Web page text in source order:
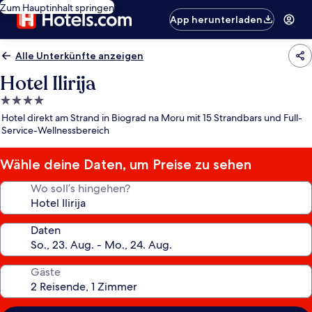
Zum Hauptinhalt springen
App herunterladen
Alle Unterkünfte anzeigen
Hotel Ilirija
4.0-
Sterne-
Unterkunft
Hotel direkt am Strand in Biograd na Moru mit 15 Strandbars und Full-
Service-Wellnessbereich
Wähle deine Daten, um Preise zu sehen
Wo soll’s hingehen?
Daten
Gäste